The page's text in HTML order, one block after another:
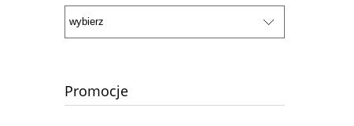
Promocje